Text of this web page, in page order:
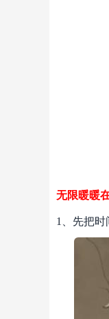
无限暖暖
1、先把时